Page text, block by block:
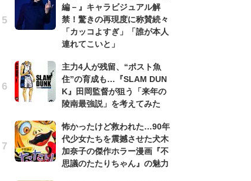
編－』キャラビジュアル解
禁！驚きの再現度に称賛続々
「カッコよすぎ」「誰が本人
連れてこいと」
主力4人が残留、“ポスト魚
住”の育成も…『SLAM DUN
K』田岡監督が狙う「来年の
陵南最強説」を考えてみた
怖かったけど救われた…90年
代少女たちを震撼させた犬木
加奈子の傑作ホラー漫画『不
思議のたたりちゃん』の魅力